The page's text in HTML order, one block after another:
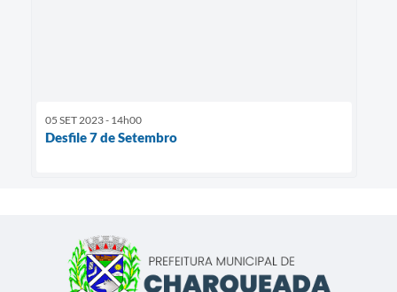
05 SET 2023 - 14h00
Desfile 7 de Setembro